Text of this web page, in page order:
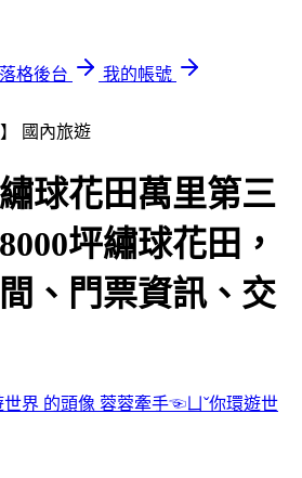
格後台
我的帳號
國內旅遊
球花田萬里第三
坪繡球花田，
、門票資訊、交
蓉蓉牽手☜ㄩˇ你環遊世